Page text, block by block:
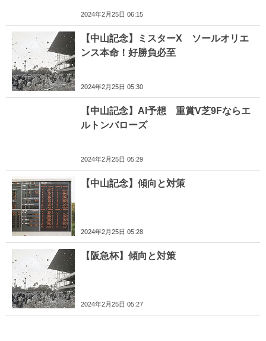
2024年2月25日 06:15
【中山記念】ミスターX ソールオリエ
ンス本命！好勝負必至
2024年2月25日 05:30
【中山記念】AI予想 重賞V芝9Fならエ
ルトンバローズ
2024年2月25日 05:29
【中山記念】傾向と対策
2024年2月25日 05:28
【阪急杯】傾向と対策
2024年2月25日 05:27